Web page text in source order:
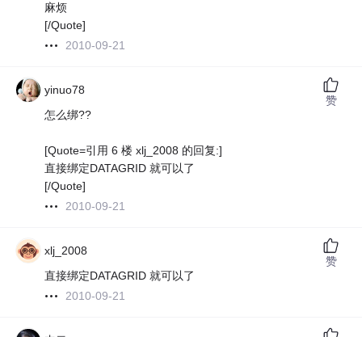
麻烦
[/Quote]
2010-09-21
yinuo78
怎么绑??
[Quote=引用 6 楼 xlj_2008 的回复:]
直接绑定DATAGRID 就可以了
[/Quote]
2010-09-21
赞
xlj_2008
直接绑定DATAGRID 就可以了
2010-09-21
赞